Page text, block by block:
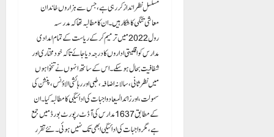
مسلسل نظرانداز کر رہی ہے، جس سے ہزاروں خاندان
معاشی تنگی کا شکار ہیں۔ ان کا مطالبہ تھا کہ مدرسہ
رول 2022 میں ترمیم کر کے ریاست کے تمام امدادی
مدارس کو اقلیتی اداروں کا درجہ دیا جائے تاکہ خودمختاری اور
شفافیت بحال ہو سکے۔ اس کے ساتھ انہوں نے تنخواہوں
میں نظرثانی، سالانہ اضافہ، طبی اور رہائشی الاؤنس، پنشن کی
سہولت، اور زائد المیعاد واجبات کی ادائیگی کا مطالبہ کیا۔ ان
کے مطابق 1637 مدارس کی آڈٹ رپورٹ بورڈ میں جمع
ہے، مگر واجبات کی ادائیگی ابھی تک نہیں ہوئی۔ نئے تقرر